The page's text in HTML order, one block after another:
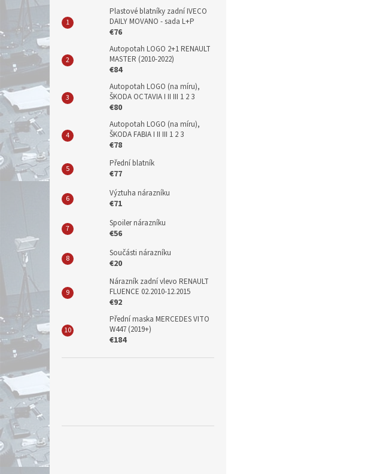
Plastové blatníky zadní IVECO
DAILY MOVANO - sada L+P
€76
Autopotah LOGO 2+1 RENAULT
MASTER (2010-2022)
€84
Autopotah LOGO (na míru),
ŠKODA OCTAVIA I II III 1 2 3
€80
Autopotah LOGO (na míru),
ŠKODA FABIA I II III 1 2 3
€78
Přední blatník
€77
Výztuha nárazníku
€71
Spoiler nárazníku
€56
Součásti nárazníku
€20
Nárazník zadní vlevo RENAULT
FLUENCE 02.2010-12.2015
€92
Přední maska MERCEDES VITO
W447 (2019+)
€184